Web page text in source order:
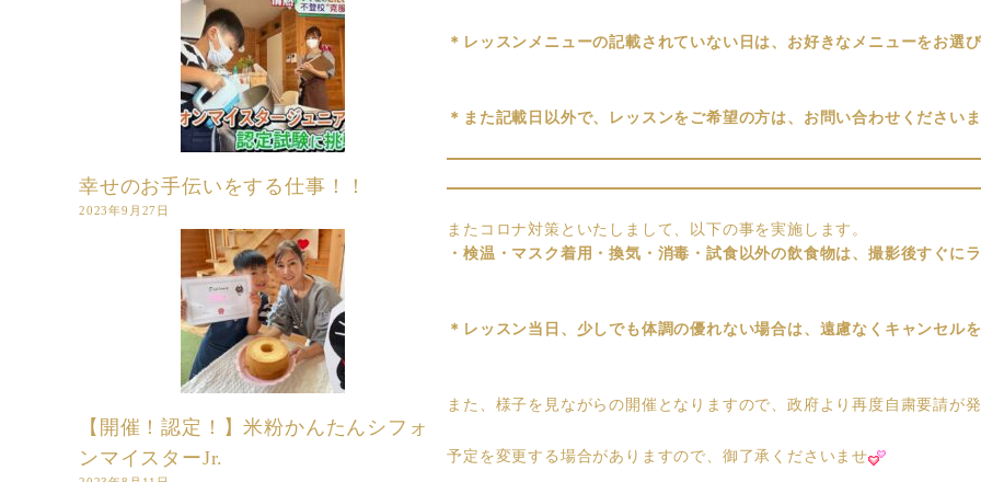
＊レッスンメニューの記載されていない日は、お好きなメニューをお選
＊また記載日以外で、レッスンをご希望の方は、お問い合わせください
またコロナ対策といたしまして、以下の事を実施します。
・検温・マスク着用・換気・消毒・試食以外の飲食物は、撮影後すぐに
＊レッスン当日、少しでも体調の優れない場合は、遠慮なくキャンセル
また、様子を見ながらの開催となりますので、政府より再度自粛要請が
予定を変更する場合がありますので、御了承くださいませ
幸せのお手伝いをする仕事！！
2023年9月27日
【開催！認定！】米粉かんたんシフォ
ンマイスターJr.